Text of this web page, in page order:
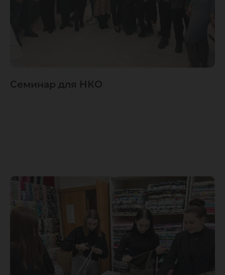
Семинар для НКО